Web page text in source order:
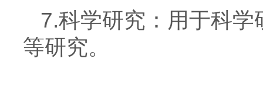
7.科学研究：用于科
等研究。